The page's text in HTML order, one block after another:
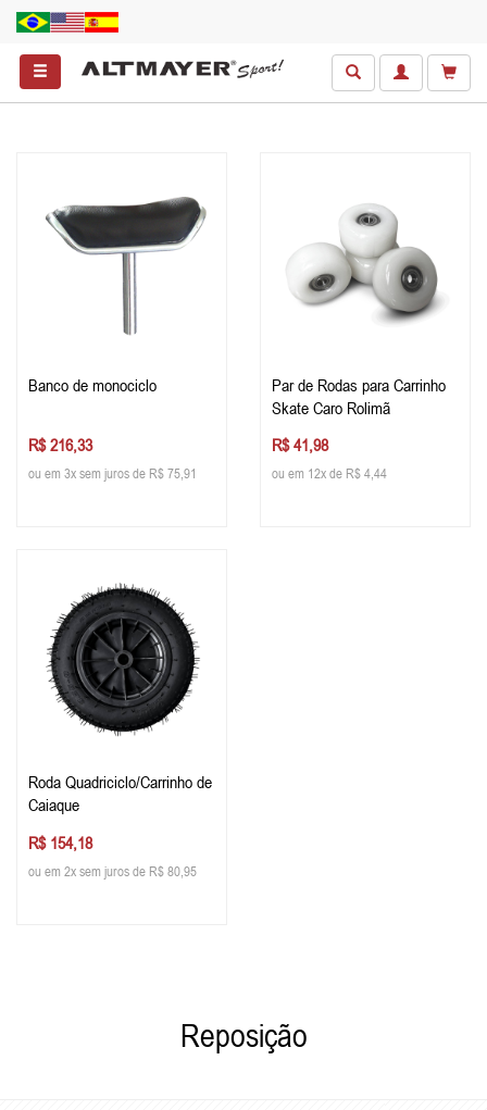
Banco de monociclo
R$ 216,33
ou em 3x sem juros de R$ 75,91
Par de Rodas para Carrinho
Skate Caro Rolimã
R$ 41,98
ou em 12x de R$ 4,44
Roda Quadriciclo/Carrinho de
Caiaque
R$ 154,18
ou em 2x sem juros de R$ 80,95
Reposição